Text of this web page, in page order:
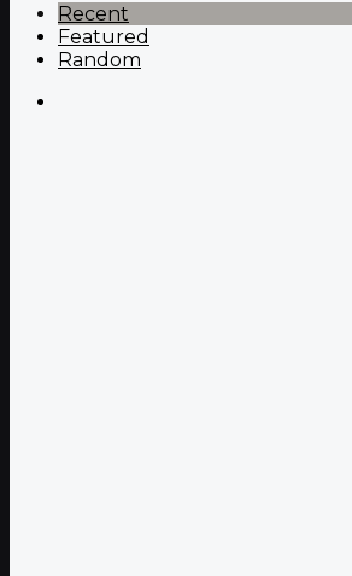
Recent
Featured
Random